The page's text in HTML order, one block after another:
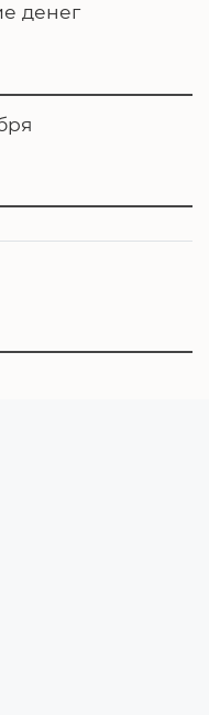
денег